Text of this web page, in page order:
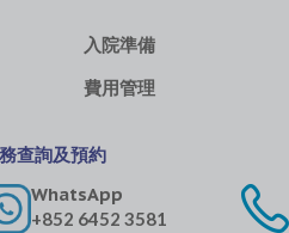
入院準備
費用管理
查詢及預約
WhatsApp
+852 6452 3581